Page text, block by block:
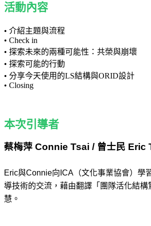
活動內容
• 介紹主題與流程
• Check in
• 探索未來的兩種可能性：共榮與崩壞
• 探索可能的行動
• 分享今天使用的LS結構與ORID設計
• Closing
本次引導者
蔡梅萍 Connie Tsai / 曾士民 Eric
Eric與Connie向ICA（文化事業協會）學
導技術的交流，藉由翻譯「團隊活化結
慧。